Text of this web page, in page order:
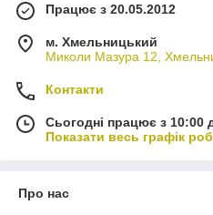
Працює з 20.05.2012
м. Хмельницький
Миколи Мазура 12,
Контакти
Сьогодні працює з 10:00
Показати весь графік
Про нас